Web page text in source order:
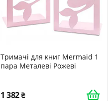
Тримачі для книг Mermaid 1
пара Металеві Рожеві
1 382